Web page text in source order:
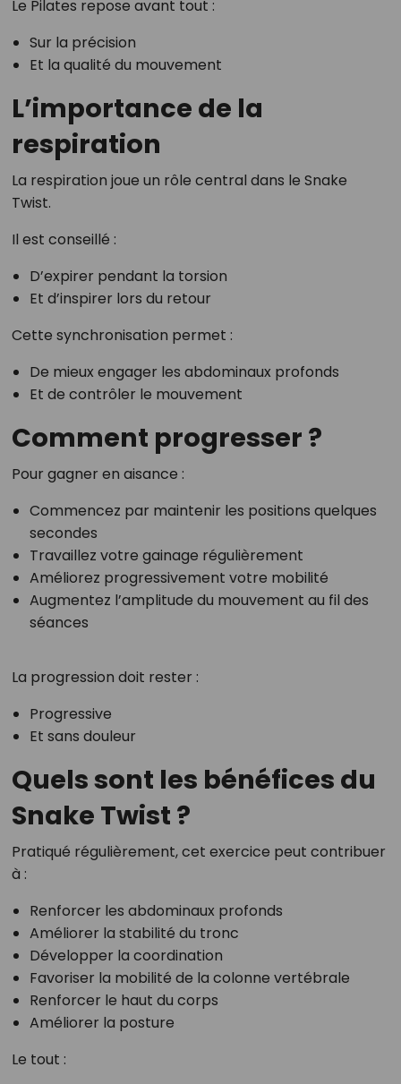
Le Pilates repose avant tout :
Sur la précision
Et la qualité du mouvement
L’importance de la
respiration
La respiration joue un rôle central dans le Snake
Twist.
Il est conseillé :
D’expirer pendant la torsion
Et d’inspirer lors du retour
Cette synchronisation permet :
De mieux engager les abdominaux profonds
Et de contrôler le mouvement
Comment progresser ?
Pour gagner en aisance :
Commencez par maintenir les positions quelques
secondes
Travaillez votre gainage régulièrement
Améliorez progressivement votre mobilité
Augmentez l’amplitude du mouvement au fil des
séances
La progression doit rester :
Progressive
Et sans douleur
Quels sont les bénéfices du
Snake Twist ?
Pratiqué régulièrement, cet exercice peut contribuer
à :
Renforcer les abdominaux profonds
Améliorer la stabilité du tronc
Développer la coordination
Favoriser la mobilité de la colonne vertébrale
Renforcer le haut du corps
Améliorer la posture
Le tout :